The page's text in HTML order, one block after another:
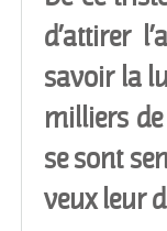
d’attirer
savoir la
milliers
se sont
veux leur